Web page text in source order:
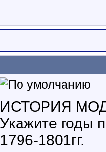
ИСТОРИЯ
Укажите годы
1796-1801гг.